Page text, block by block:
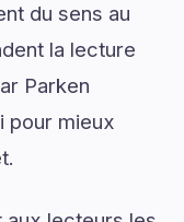
du sens au
la lecture
Parken
pour mieux